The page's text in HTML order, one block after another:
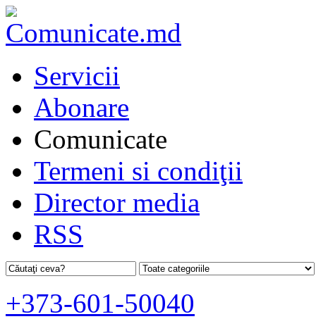
Servicii
Abonare
Comunicate
Termeni si condiţii
Director media
RSS
+373-601-50040